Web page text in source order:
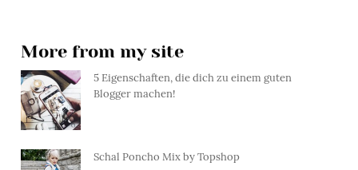
More from my site
5 Eigenschaften, die dich zu einem guten
Blogger machen!
Schal Poncho Mix by Topshop